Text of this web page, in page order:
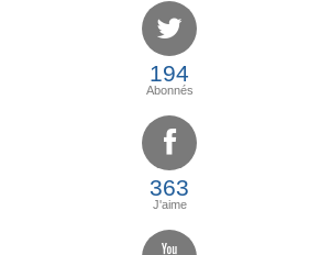
194
Abonnés
363
J'aime